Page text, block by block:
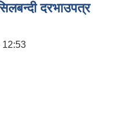
दरभाउपत्र
12:53